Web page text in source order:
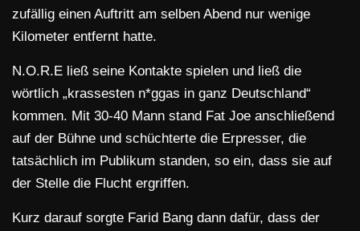
zufällig einen Auftritt am selben Abend nur wenige
Kilometer entfernt hatte.
N.O.R.E ließ seine Kontakte spielen und ließ die
wörtlich „krassesten n*ggas in ganz Deutschland“
kommen. Mit 30-40 Mann stand Fat Joe anschließend
auf der Bühne und schüchterte die Erpresser, die
tatsächlich im Publikum standen, so ein, dass sie auf
der Stelle die Flucht ergriffen.
Kurz darauf sorgte Farid Bang dann dafür, dass der